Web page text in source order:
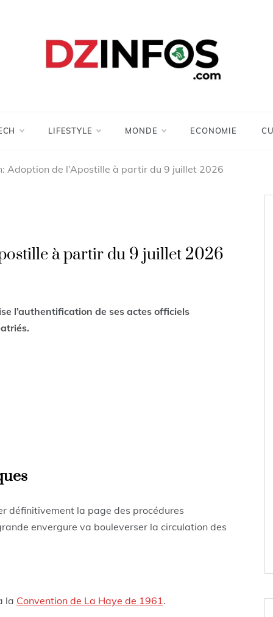
LIFESTYLE MONDE ECONOMIE
Adoption de l’Apostille à partir du 9 juillet 2026
à partir du 9 juillet 2026
l’authentification de ses actes officiels
définitivement la page des procédures
envergure va bouleverser la circulation des
la Convention de La Haye de 1961.